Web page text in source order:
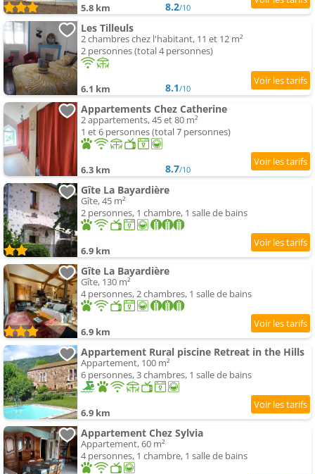
5.8 km 8.2/10
Les Tilleuls
2 chambres chez l'habitant, 11 et 12 m²
2 personnes (total 4 personnes)
6.1 km 8.1/10
Appartements Chez Catherine
2 appartements, 45 et 80 m²
1 et 6 personnes (total 7 personnes)
6.3 km 8.7/10
Gîte La Bayardière
Gîte, 45 m²
2 personnes, 1 chambre, 1 salle de bains
6.9 km
Gîte La Bayardière
Gîte, 130 m²
4 personnes, 2 chambres, 1 salle de bains
6.9 km
Appartement Rural piscine Retreat in the Hills
Appartement, 100 m²
6 personnes, 3 chambres, 1 salle de bains
6.9 km
Appartement Chez Sylvia
Appartement, 60 m²
4 personnes, 1 chambre, 1 salle de bains